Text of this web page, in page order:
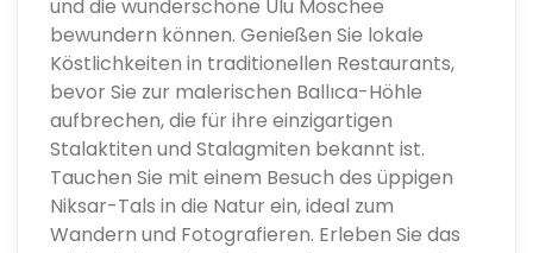
und die wunderschöne Ulu Moschee
bewundern können. Genießen Sie lokale
Köstlichkeiten in traditionellen Restaurants,
bevor Sie zur malerischen Ballıca-Höhle
aufbrechen, die für ihre einzigartigen
Stalaktiten und Stalagmiten bekannt ist.
Tauchen Sie mit einem Besuch des üppigen
Niksar-Tals in die Natur ein, ideal zum
Wandern und Fotografieren. Erleben Sie das